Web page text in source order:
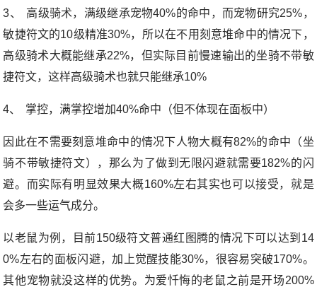
3、
高级骑术，满级继承宠物40%的命中，而宠物研究25%，
敏捷符文的10级精准30%，所以在不用刻意堆命中的情况下，
高级骑术大概能继承22%，但实际目前慢速输出的坐骑不带敏
捷符文，这样高级骑术也就只能继承10%
4、 掌控，满掌控增加40%命中（但不体现在面板中）
因此在不需要刻意堆命中的情况下人物大概有82%的命中（坐
骑不带敏捷符文），那么为了做到无限闪避就需要182%的闪
避。而实际有明显效果大概160%左右其实也可以接受，就是
会多一些运气成分。
以老鼠为例，目前150级符文普通红图腾的情况下可以达到14
0%左右的面板闪避，加上觉醒技能30%，很容易突破170%。
其他宠物就没这样的优势。为爱忏悔的老鼠之前是开场200%